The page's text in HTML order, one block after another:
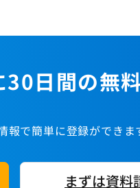
日間の無
報で簡単に登録ができま
まずは資料